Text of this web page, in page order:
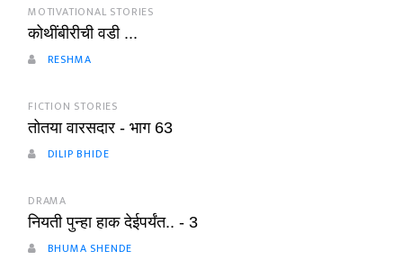
MOTIVATIONAL STORIES
कोथींबीरीची वडी ...
RESHMA
FICTION STORIES
तोतया वारसदार - भाग 63
DILIP BHIDE
DRAMA
नियती पुन्हा हाक देईपर्यंत.. - 3
BHUMA SHENDE